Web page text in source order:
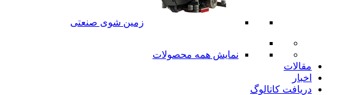
زمین شوی صنعتی
نمایش همه محصولات
مقالات
اخبار
دریافت کاتالوگ